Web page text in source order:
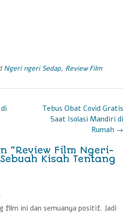
Ngeri ngeri Sedap, Review Film
Tebus Obat Covid Gratis
Saat Isolasi Mandiri di
Rumah →
“Review Film Ngeri-
Kisah Tentang
film ini dan semuanya positif. Jadi